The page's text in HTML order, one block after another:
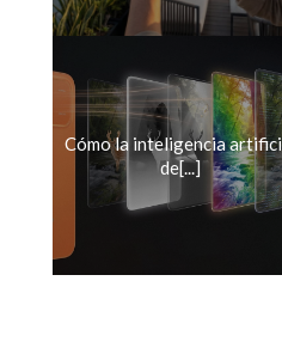
Cómo la inteligencia
de[...]